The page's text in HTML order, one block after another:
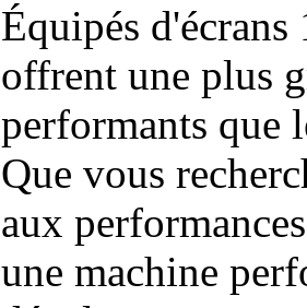
Équipés
offrent une plus
performants que
Que vous
aux
une machine